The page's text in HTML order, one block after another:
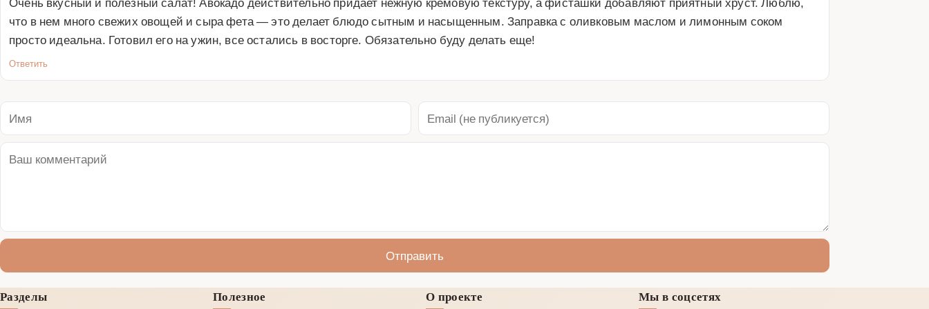
что в нем много свежих овощей и сыра фета — это делает блюдо сытным и насыщенным. Заправка с оливковым маслом и лимонным соком
просто идеальна. Готовил его на ужин, все остались в восторге. Обязательно буду делать еще!
Ответить
Отправить
Разделы Полезное О проекте Мы в соцсетях